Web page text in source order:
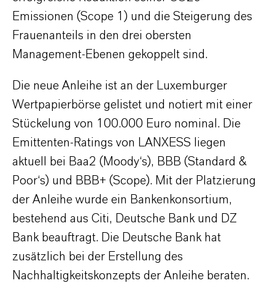
Emissionen (Scope 1) und die Steigerung des
Frauenanteils in den drei obersten
Management-Ebenen gekoppelt sind.
Die neue Anleihe ist an der Luxemburger
Wertpapierbörse gelistet und notiert mit einer
Stückelung von 100.000 Euro nominal. Die
Emittenten-Ratings von LANXESS liegen
aktuell bei Baa2 (Moody‘s), BBB (Standard &
Poor‘s) und BBB+ (Scope). Mit der Platzierung
der Anleihe wurde ein Bankenkonsortium,
bestehend aus Citi, Deutsche Bank und DZ
Bank beauftragt. Die Deutsche Bank hat
zusätzlich bei der Erstellung des
Nachhaltigkeitskonzepts der Anleihe beraten.